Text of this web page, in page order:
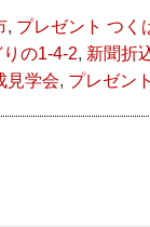
, プレゼント つく
の1-4-2, 新聞折
見学会, プレゼント